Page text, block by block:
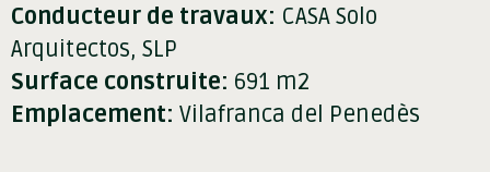
Conducteur de travaux: CASA Solo
Arquitectos, SLP
Surface construite: 691 m2
Emplacement: Vilafranca del Penedès